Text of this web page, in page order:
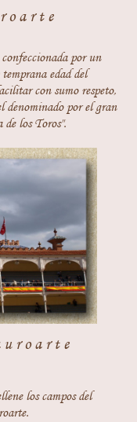
por un
edad del
con sumo respeto,
denominado por el gran
los Toros".
los campos del